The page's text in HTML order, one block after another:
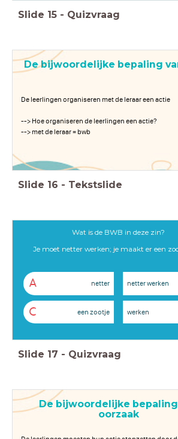
Slide 15 - Quizvraag
De bijwoordelijke bepaling
De leerlingen organiseren met de leraar een actie
--> Hoe organiseren de leerlingen een actie?
--> met de leraar = bwb
Slide 16 - Tekstslide
Wat is de BWB in deze zin?
Je moet netter werken; je maakt er een
A netter netter werken
C een zootje werken
Slide 17 - Quizvraag
De bijwoordelijke bepaling
oorzaak